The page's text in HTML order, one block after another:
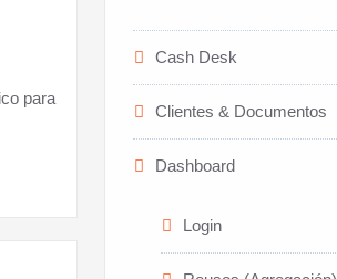
para
Cash Desk
Clientes & Documentos
Dashboard
Login